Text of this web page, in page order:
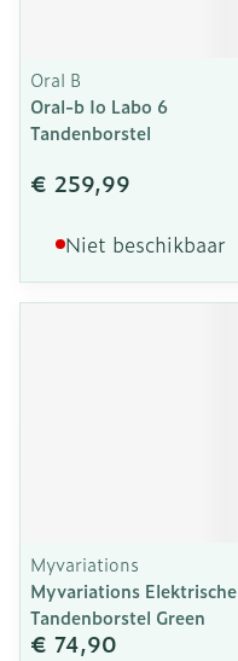
Oral B
Oral-b Io Labo 6
Tandenborstel
€ 259,99
Niet beschikbaar
Myvariations
Myvariations Elektrische
Tandenborstel Green
€ 74,90